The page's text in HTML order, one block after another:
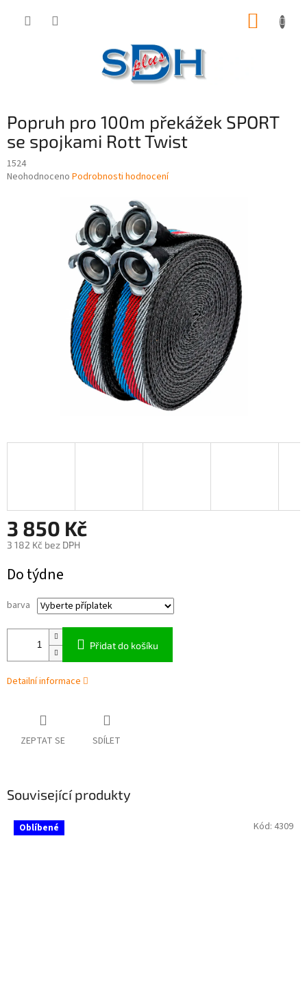
Popruh pro 100m překážek SPORT
se spojkami Rott Twist
1524
Průměrné
Neohodnoceno Podrobnosti hodnocení
3 850 Kč
3 182 Kč bez DPH
cena:
Do týdne
barva
Přidat do košíku
Detailní informace
ZEPTAT SE SDÍLET
Související produkty
Oblíbené Kód: 4309